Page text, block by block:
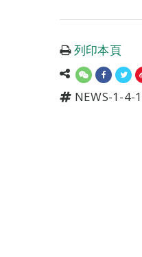
列印本頁
NEWS-1-4-